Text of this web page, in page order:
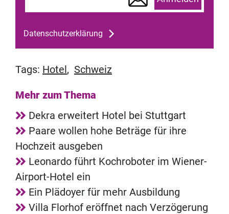
Datenschutzerklärung
Tags: Hotel, Schweiz
Mehr zum Thema
Dekra erweitert Hotel bei Stuttgart
Paare wollen hohe Beträge für ihre
Hochzeit ausgeben
Leonardo führt Kochroboter im Wiener-
Airport-Hotel ein
Ein Plädoyer für mehr Ausbildung
Villa Florhof eröffnet nach Verzögerung